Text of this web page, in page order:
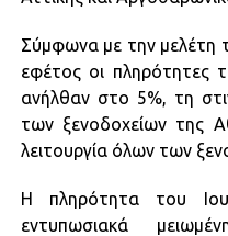
Σύμφωνα με την μελέτη
εφέτος οι πληρότητες
ανήλθαν στο 5%, τη
των ξενοδοχείων της
λειτουργία όλων των
Η πληρότητα του
εντυπωσιακά